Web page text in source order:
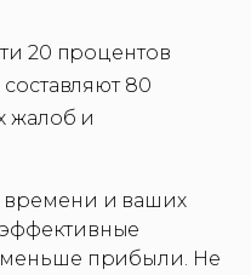
20 процентов
80
жалоб и
времени и ваших
меньше прибыли. Не